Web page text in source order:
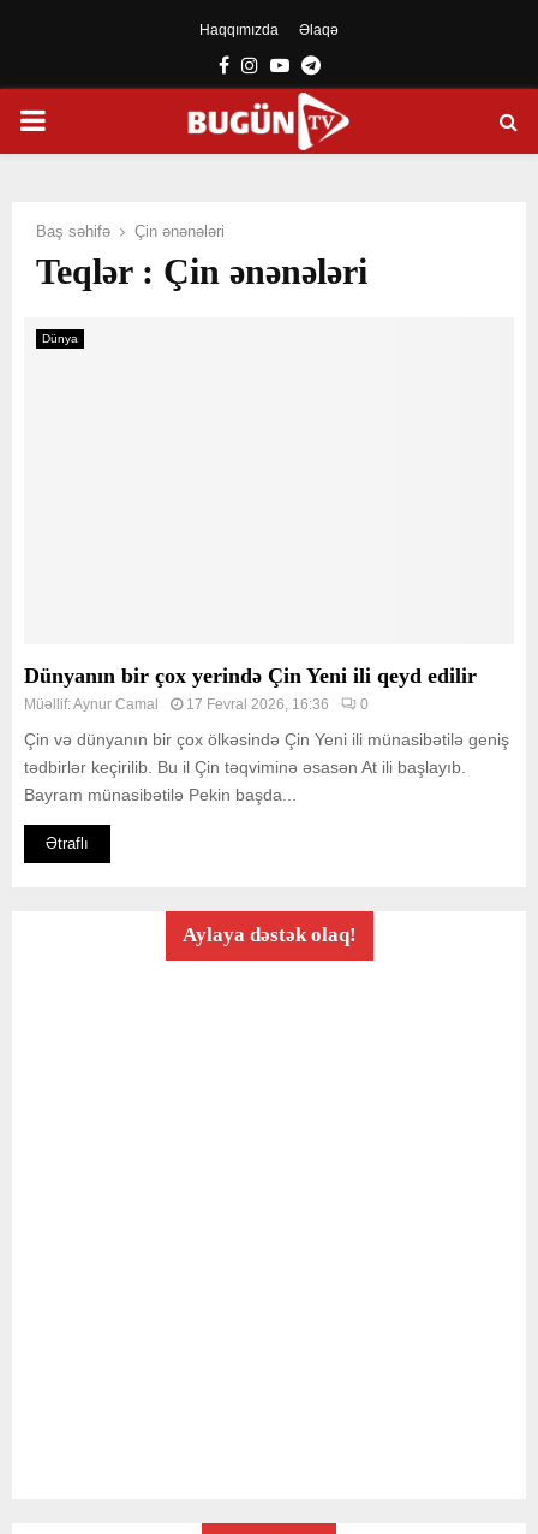
Haqqımızda Əlaqə
Facebook
Instagram
YoutubeTelegram
PRIMARY
Baş səhifə Çin ənənələri
Teqlər : Çin ənənələri
Dünya
Dünyanın bir çox yerində Çin Yeni ili qeyd edilir
Müəllif:Aynur Camal 17 Fevral 2026, 16:36 0
Çin və dünyanın bir çox ölkəsində Çin Yeni ili münasibətilə geniş
tədbirlər keçirilib. Bu il Çin təqviminə əsasən At ili başlayıb.
Bayram münasibətilə Pekin başda...
Ətraflı
Aylaya dəstək olaq!